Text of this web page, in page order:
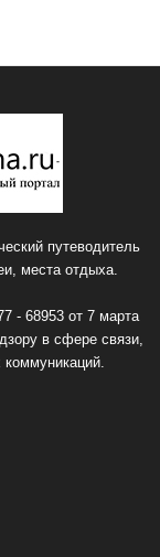
путеводитель
места отдыха.
- 68953 от 7 марта
в сфере связи,